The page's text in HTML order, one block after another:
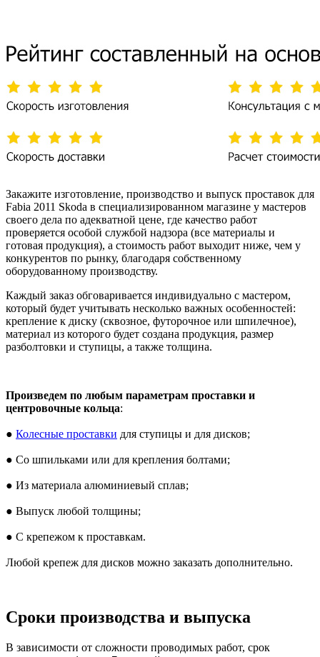
Закажите изготовление, производство и выпуск проставок для
Fabia 2011 Skoda в специализированном магазине у мастеров
своего дела по адекватной цене, где качество работ
проверяется особой службой надзора (все материалы и
готовая продукция), а стоимость работ выходит ниже, чем у
конкурентов по рынку, благодаря собственному
оборудованному производству.
Каждый заказ обговаривается индивидуально с мастером,
который будет учитывать несколько важных особенностей:
крепление к диску (сквозное, футорочное или шпилечное),
материал из которого будет создана продукция, размер
разболтовки и ступицы, а также толщина.
Произведем по любым параметрам проставки и
центровочные кольца:
● Колесные проставки для ступицы и для дисков;
● Со шпильками или для крепления болтами;
● Из материала алюминиевый сплав;
● Выпуск любой толщины;
● С крепежом к проставкам.
Любой крепеж для дисков можно заказать дополнительно.
Сроки производства и выпуска
В зависимости от сложности проводимых работ, срок